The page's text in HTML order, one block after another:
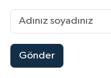
Gönder